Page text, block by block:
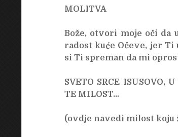
MOLITVA
Bože, otvori moje oči
radost kuće Očeve, jer Ti
si Ti spreman da mi
SVETO SRCE ISUSOVO,
TE MILOST…
(ovdje navedi milost koju